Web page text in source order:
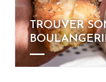
TROUVER